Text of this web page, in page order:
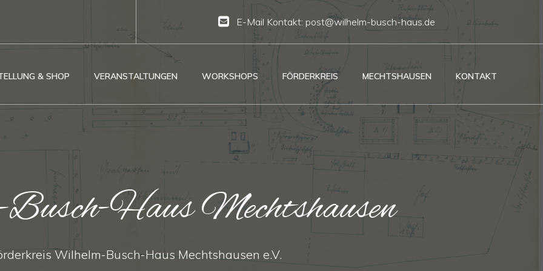
E-Mail Kontakt: post@wilhelm-busch-haus.de
& SHOP VERANSTALTUNGEN WORKSHOPS FÖRDERKREIS MECHTSHAUSEN KONTAKT
Haus Mechtshausen
Wilhelm-Busch-Haus Mechtshausen e.V.